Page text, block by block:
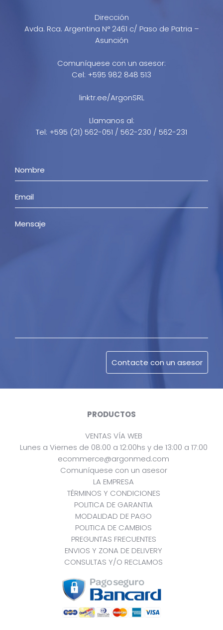
Dirección
Avda. Rca. Argentina N° 2461 c/ Paso de Patria –
Asunción
Comuníquese con un asesor:
Cel: +595 982 848 513
linktr.ee/ArgonSRL
Llamanos al:
Tel: +595 (21) 562-051 / 562-230 / 562-231
PRODUCTOS
VENTAS VÍA WEB
Lunes a Viernes de 08:00 a 12:00hs y de 13:00 a 17:00
ecommerce@argonmed.com
Comuníquese con un asesor
LA EMPRESA
TÉRMINOS Y CONDICIONES
POLITICA DE GARANTIA
MODALIDAD DE PAGO
POLITICA DE CAMBIOS
PREGUNTAS FRECUENTES
ENVIOS Y ZONA DE DELIVERY
CONSULTAS Y/O RECLAMOS